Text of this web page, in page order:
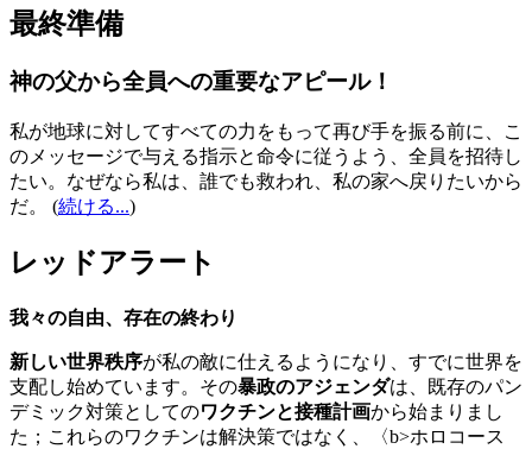
最終準備
神の父から全員への重要なアピール！
私が地球に対してすべての力をもって再び手を振る前に、こ
のメッセージで与える指示と命令に従うよう、全員を招待し
たい。なぜなら私は、誰でも救われ、私の家へ戻りたいから
だ。
(続ける...)
レッドアラート
我々の自由、存在の終わり
新しい世界秩序が私の敵に仕えるようになり、すでに世界を
支配し始めています。その暴政のアジェンダは、既存のパン
デミック対策としてのワクチンと接種計画から始まりまし
た；これらのワクチンは解決策ではなく、〈b>ホロコース